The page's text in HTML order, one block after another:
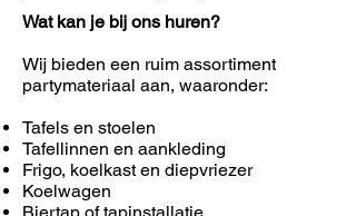
Wat kan je bij ons huren?
Wij bieden een ruim assortiment
partymateriaal aan, waaronder:
Tafels en stoelen
Tafellinnen en aankleding
Frigo, koelkast en diepvriezer
Koelwagen